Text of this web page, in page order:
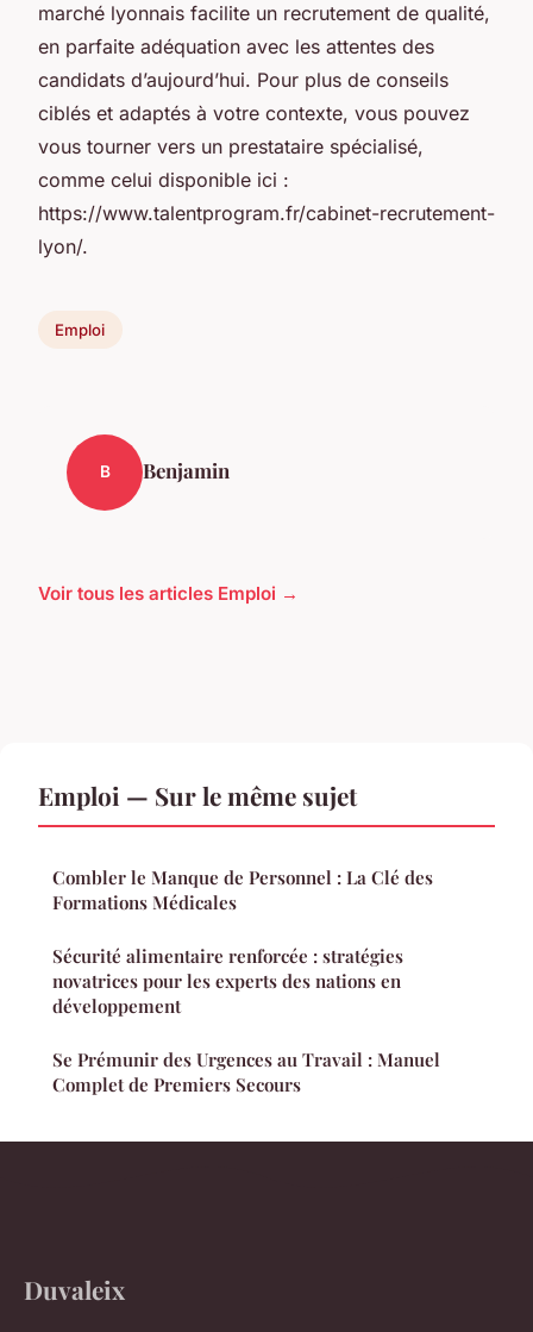
marché lyonnais facilite un recrutement de qualité,
en parfaite adéquation avec les attentes des
candidats d’aujourd’hui. Pour plus de conseils
ciblés et adaptés à votre contexte, vous pouvez
vous tourner vers un prestataire spécialisé,
comme celui disponible ici :
https://www.talentprogram.fr/cabinet-recrutement-
lyon/.
Emploi
B Benjamin
Voir tous les articles Emploi →
Emploi — Sur le même sujet
Combler le Manque de Personnel : La Clé des
Formations Médicales
Sécurité alimentaire renforcée : stratégies
novatrices pour les experts des nations en
développement
Se Prémunir des Urgences au Travail : Manuel
Complet de Premiers Secours
Duvaleix